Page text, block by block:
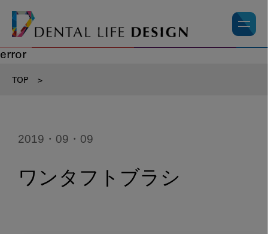
error
TOP >
2019・09・09
ワンタフトブラシ